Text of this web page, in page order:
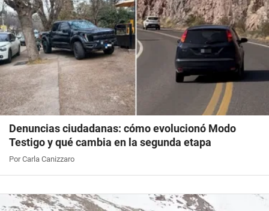
Denuncias ciudadanas: cómo evolucionó Modo
Testigo y qué cambia en la segunda etapa
Por Carla Canizzaro